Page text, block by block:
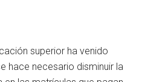
superior ha venido
hace necesario disminuir la